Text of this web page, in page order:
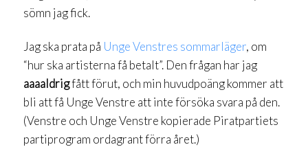
sömn jag fick.
Jag ska prata på Unge Venstres sommarläger, om
“hur ska artisterna få betalt”. Den frågan har jag
aaaaldrigfått förut, och min huvudpoäng kommer att
bli att få Unge Venstre att inte försöka svara på den.
(Venstre och Unge Venstre kopierade Piratpartiets
partiprogram ordagrant förra året.)